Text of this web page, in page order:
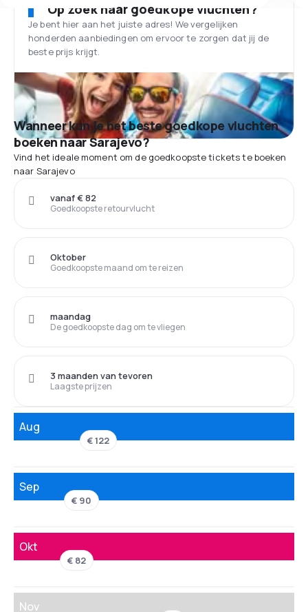
Op zoek naar goedkope vluchten?
Je bent hier aan het juiste adres! We vergelijken
honderden aanbiedingen om ervoor te zorgen dat jij de
beste prijs krijgt.
Wanneer kun je het beste goedkope vluchten
boeken naar Sarajevo?
Vind het ideale moment om de goedkoopste tickets te boeken
naar Sarajevo
Goedkoopste retourvlucht
vanaf € 82
Goedkoopste maand om te reizen
Oktober
De goedkoopste dag om te vliegen
maandag
Laagste prijzen
3 maanden van tevoren
Aug
€ 122
Sep
€ 90
Okt
€ 82
Nov